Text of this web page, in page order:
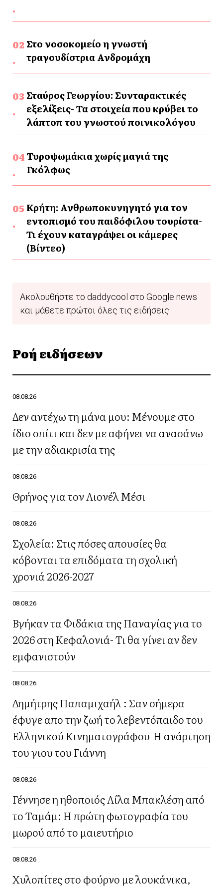
Στο νοσοκομείο η γνωστή
τραγουδίστρια Ανδρομάχη
Σταύρος Γεωργίου: Συνταρακτικές
εξελίξεις- Τα στοιχεία που κρύβει το
λάπτοπ του γνωστού ποινικολόγου
Τυροψωμάκια χωρίς μαγιά της
Γκόλφως
Κρήτη: Ανθρωποκυνηγητό για τον
εντοπισμό του παιδόφιλου τουρίστα-
Τι έχουν καταγράψει οι κάμερες
(Βίντεο)
Ακολουθήστε το daddycool στο Google news
και μάθετε πρώτοι όλες τις ειδήσεις
Ροή ειδήσεων
08.08.26
Δεν αντέχω τη μάνα μου: Μένουμε στο
ίδιο σπίτι και δεν με αφήνει να ανασάνω
με την αδιακρισία της
08.08.26
Θρήνος για τον Λιονέλ Μέσι
08.08.26
Σχολεία: Στις πόσες απουσίες θα
κόβονται τα επιδόματα τη σχολική
χρονιά 2026-2027
08.08.26
Βγήκαν τα Φιδάκια της Παναγίας για το
2026 στη Κεφαλονιά- Τι θα γίνει αν δεν
εμφανιστούν
08.08.26
Δημήτρης Παπαμιχαήλ : Σαν σήμερα
έφυγε απο την ζωή το λεβεντόπαιδο του
Ελληνικού Κινηματογράφου-Η ανάρτηση
του γιου του Γιάννη
08.08.26
Γέννησε η ηθοποιός Λίλα Μπακλέση από
το Ταμάμ: Η πρώτη φωτογραφία του
μωρού από το μαιευτήριο
08.08.26
Χυλοπίτες στο φούρνο με λουκάνικα,